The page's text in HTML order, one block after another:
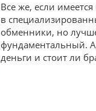
Все же, если имеется
в
обменники, но
фундаментальный. А
деньги и стоит ли